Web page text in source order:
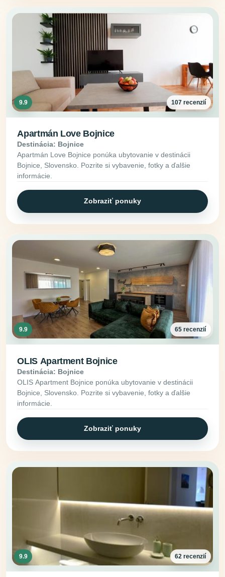
9.9 107 recenzií
Apartmán Love Bojnice
Destinácia: Bojnice
Apartmán Love Bojnice ponúka ubytovanie v destinácii
Bojnice, Slovensko. Pozrite si vybavenie, fotky a ďalšie
informácie.
Zobraziť ponuky
9.9 65 recenzií
OLIS Apartment Bojnice
Destinácia: Bojnice
OLIS Apartment Bojnice ponúka ubytovanie v destinácii
Bojnice, Slovensko. Pozrite si vybavenie, fotky a ďalšie
informácie.
Zobraziť ponuky
9.9 62 recenzií